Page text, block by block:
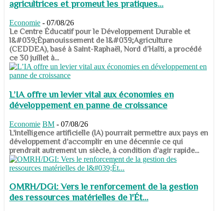
agricultrices et promeut les pratiques...
Economie - 07/08/26
​​​​​​​Le Centre Éducatif pour le Développement Durable et
l&#039;Épanouissement de l&#039;Agriculture
(CEDDEA), basé à Saint-Raphaël, Nord d’Haïti, a procédé
ce 30 juillet à...
L’IA offre un levier vital aux économies en
développement en panne de croissance
Economie BM - 07/08/26
​​​​​​​L’intelligence artificielle (IA) pourrait permettre aux pays en
développement d’accomplir en une décennie ce qui
prendrait autrement un siècle, à condition d’agir rapide...
OMRH/DGI: Vers le renforcement de la gestion
des ressources matérielles de l'Ét...